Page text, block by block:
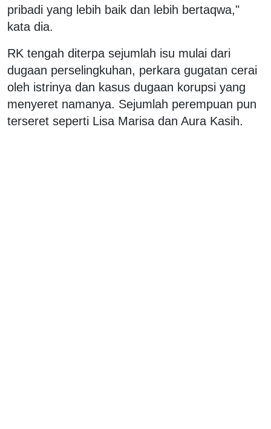
pribadi yang lebih baik dan lebih bertaqwa,"
kata dia.
RK tengah diterpa sejumlah isu mulai dari
dugaan perselingkuhan, perkara gugatan cerai
oleh istrinya dan kasus dugaan korupsi yang
menyeret namanya. Sejumlah perempuan pun
terseret seperti Lisa Marisa dan Aura Kasih.